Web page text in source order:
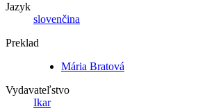
Jazyk
slovenčina
Preklad
Mária Bratová
Vydavateľstvo
Ikar